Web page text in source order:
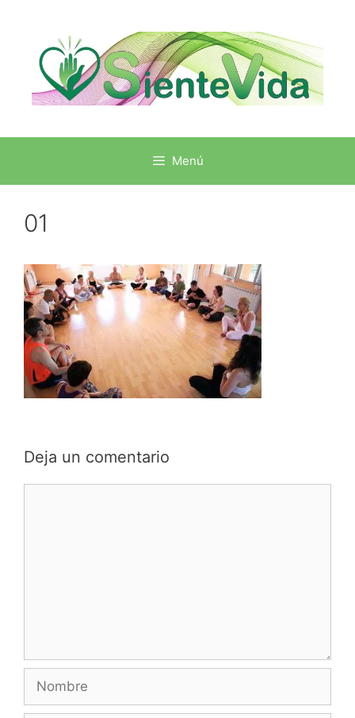
Menú
01
Deja un comentario